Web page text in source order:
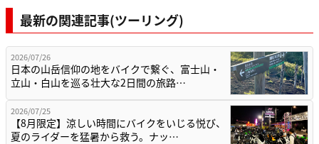
最新の関連記事(ツーリング)
2026/07/26
日本の山岳信仰の地をバイクで繋ぐ、富士山・
立山・白山を巡る壮大な2日間の旅路…
2026/07/25
【8月限定】涼しい時間にバイクをいじる悦び、
夏のライダーを猛暑から救う。ナッ…